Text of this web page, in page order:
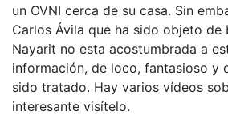
un OVNI cerca de su casa. Sin
Carlos Ávila que ha sido objeto de
Nayarit no esta acostumbrada a
información, de loco, fantasioso y
sido tratado. Hay varios vídeos
interesante visítelo.